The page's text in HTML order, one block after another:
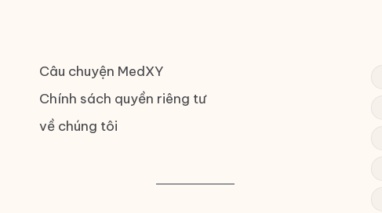
Câu chuyện MedXY
Chính sách quyền riêng tư
về chúng tôi